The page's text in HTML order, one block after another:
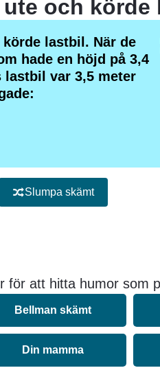
lastbil. När de
hade en höjd på 3,4
lastbil var 3,5 meter
Slumpa skämt
för att hitta humor som
Bellman skämt
Din mamma